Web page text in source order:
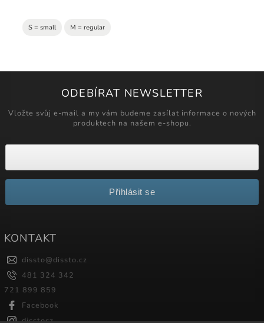
S = small M = regular
ODEBÍRAT NEWSLETTER
Vložte svůj e-mail a my vám budeme zasílat informace o nových
produktech na našem e-shopu.
Přihlásit se
KONTAKT
dissto@dissto.cz
481 324 342
721 899 859
Facebook
disstocz